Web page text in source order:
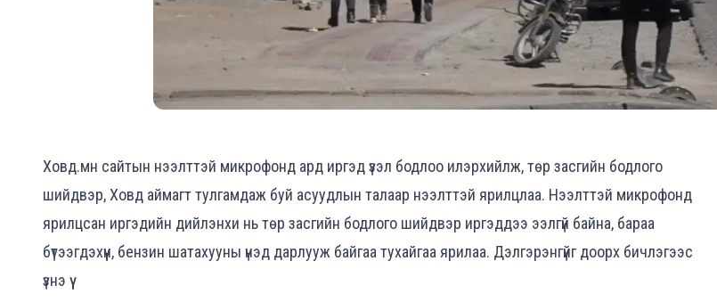
Ховд.мн сайтын нээлттэй микрофонд ард иргэд үзэл бодлоо илэрхийлж, төр засгийн бодлого
шийдвэр, Ховд аймагт тулгамдаж буй асуудлын талаар нээлттэй ярилцлаа. Нээлттэй микрофонд
ярилцсан иргэдийн дийлэнхи нь төр засгийн бодлого шийдвэр иргэддээ ээлгүй байна, бараа
бүтээгдэхүүн, бензин шатахууны үнэд дарлууж байгаа тухайгаа ярилаа. Дэлгэрэнгүйг доорх бичлэгээс
үзнэ үү